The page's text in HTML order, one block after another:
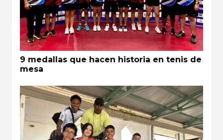
9 medallas que hacen historia en tenis de
mesa